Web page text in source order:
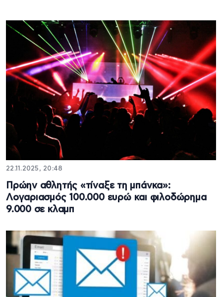
22.11.2025, 20:48
Πρώην αθλητής «τίναξε τη μπάνκα»:
Λογαριασμός 100.000 ευρώ και φιλοδώρημα
9.000 σε κλαμπ